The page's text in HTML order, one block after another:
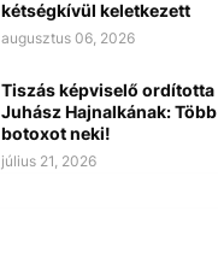
kétségkívül keletkezett
augusztus 06, 2026
Tiszás képviselő ordította
Juhász Hajnalkának: Több
botoxot neki!
július 21, 2026